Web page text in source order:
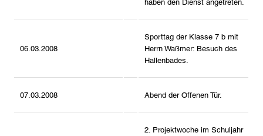
haben den Dienst angetreten.
06.03.2008
Sporttag der Klasse 7 b mit
Herrn Waßmer: Besuch des
Hallenbades.
07.03.2008 Abend der Offenen Tür.
2. Projektwoche im Schuljahr